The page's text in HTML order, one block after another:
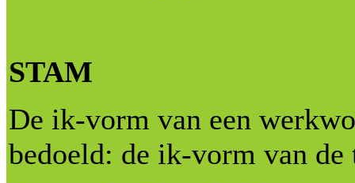
STAM
De ik-vorm van een
bedoeld: de ik-vorm van